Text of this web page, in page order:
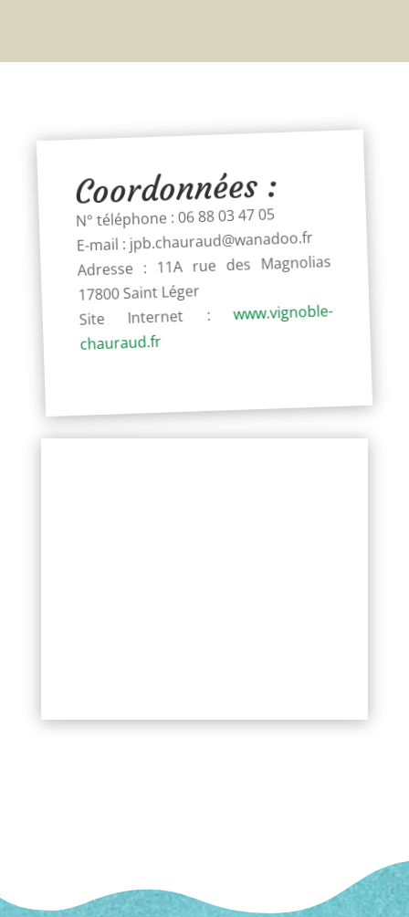
Coordonnées :
N° téléphone : 06 88 03 47 05
E-mail : jpb.chauraud@wanadoo.fr
Adresse : 11A rue des Magnolias
17800 Saint Léger
Site Internet :www.vignoble-
chauraud.fr